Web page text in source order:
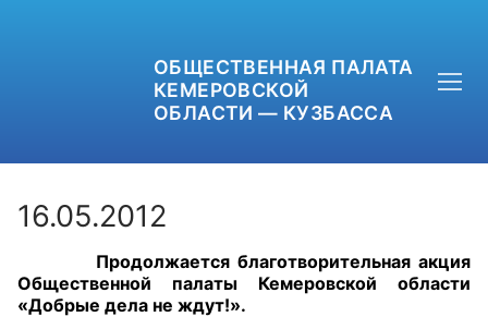
ОБЩЕСТВЕННАЯ ПАЛАТА
КЕМЕРОВСКОЙ
ОБЛАСТИ — КУЗБАССА
+7 (3842) 58-82-40
16.05.2012
Продолжается благотворительная акция
Общественной палаты Кемеровской области
«Добрые дела не ждут!».